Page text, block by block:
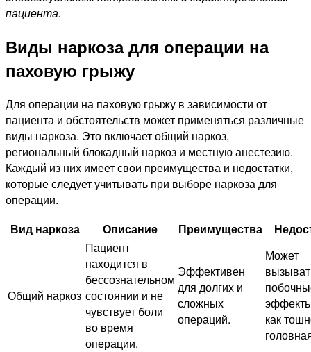
пациента.
Виды наркоза для операции на
паховую грыжу
Для операции на паховую грыжу в зависимости от
пациента и обстоятельств может применяться различные
виды наркоза. Это включает общий наркоз,
региональный блокадный наркоз и местную анестезию.
Каждый из них имеет свои преимущества и недостатки,
которые следует учитывать при выборе наркоза для
операции.
Вид наркоза
Описание Преимущества
Общий наркоз
Пациент
находится в
бессознательном
состоянии и не
чувствует боли
во время
операции.
Эффективен
для долгих и
сложных
операций.
Может
как